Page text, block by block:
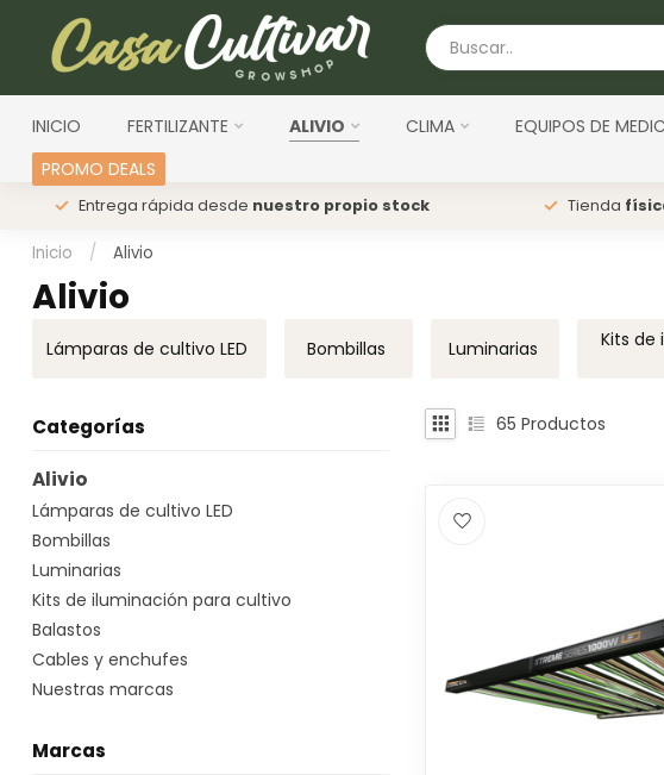
INICIO FERTILIZANTE ALIVIO CLIMA EQUIPOS DE
PROMO DEALS
Entrega rápida desde nuestro propio stock Tienda
Inicio / Alivio
Alivio
Lámparas de cultivo LED Bombillas Luminarias Kits de
Categorías
Alivio
Lámparas de cultivo LED
Bombillas
Luminarias
Kits de iluminación para cultivo
Balastos
Cables y enchufes
Nuestras marcas
Marcas
65 Productos